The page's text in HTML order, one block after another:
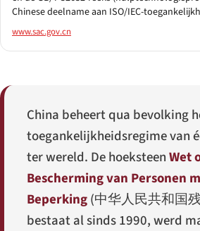
Chinese deelname aan ISO/IEC-
www.sac.gov.cn
China beheert qua bevolking
toegankelijkheidsregime van
ter wereld. De hoeksteenWet
Bescherming van Personen
Beperking(中华人民共和国
bestaat al sinds 1990, werd